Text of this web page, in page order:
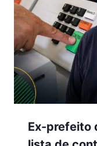
Ex-prefeito